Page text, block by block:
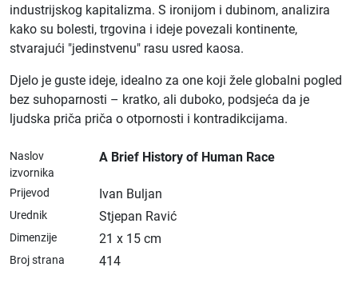
industrijskog kapitalizma. S ironijom i dubinom, analizira
kako su bolesti, trgovina i ideje povezali kontinente,
stvarajući "jedinstvenu" rasu usred kaosa.
Djelo je guste ideje, idealno za one koji žele globalni pogled
bez suhoparnosti – kratko, ali duboko, podsjeća da je
ljudska priča priča o otpornosti i kontradikcijama.
Naslov
izvornika
A Brief History of Human Race
Prijevod Ivan Buljan
Urednik Stjepan Ravić
Dimenzije 21 x 15 cm
Broj strana 414